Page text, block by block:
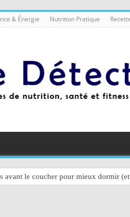
& Énergie Nutrition Pratique
avant le coucher pour mieux dormir